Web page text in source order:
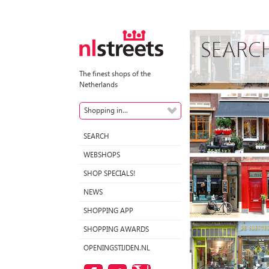
The finest shops of the
Netherlands
Shopping in...
SEARCH
WEBSHOPS
SHOP SPECIALS!
NEWS
SHOPPING APP
SHOPPING AWARDS
OPENINGSTIJDEN.NL